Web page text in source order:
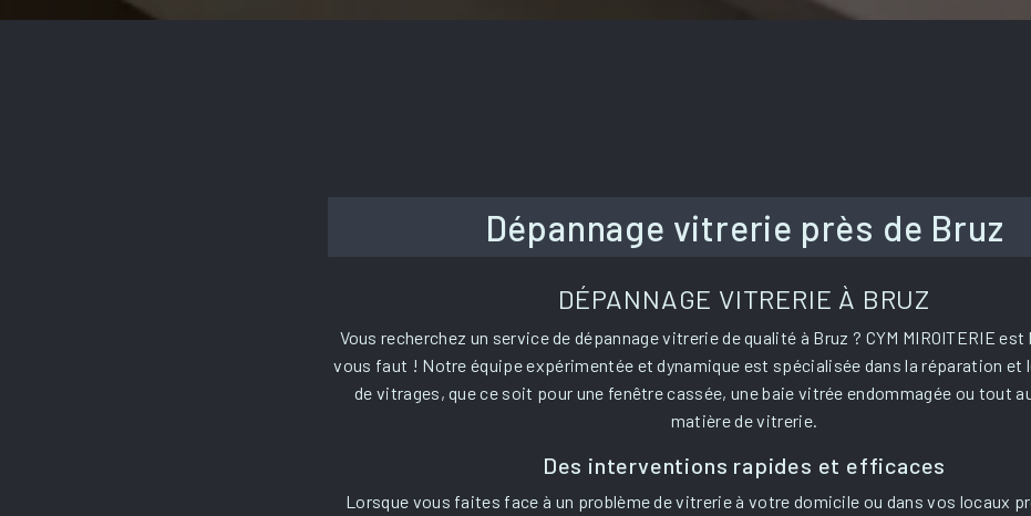
Dépannage vitrerie près de Bruz
DÉPANNAGE VITRERIE À BRUZ
Vous recherchez un service de dépannage vitrerie de qualité à Bruz ? CYM MIROITERIE
vous faut ! Notre équipe expérimentée et dynamique est spécialisée dans la réparation et
de vitrages, que ce soit pour une fenêtre cassée, une baie vitrée endommagée ou tout
matière de vitrerie.
Des interventions rapides et efficaces
Lorsque vous faites face à un problème de vitrerie à votre domicile ou dans vos locaux